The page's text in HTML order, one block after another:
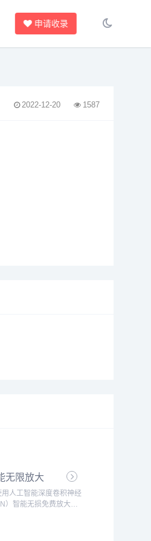
申请收录
2022-12-20 1587
无限放大
用人工智能深度卷积神经
）智能无损免费放大图